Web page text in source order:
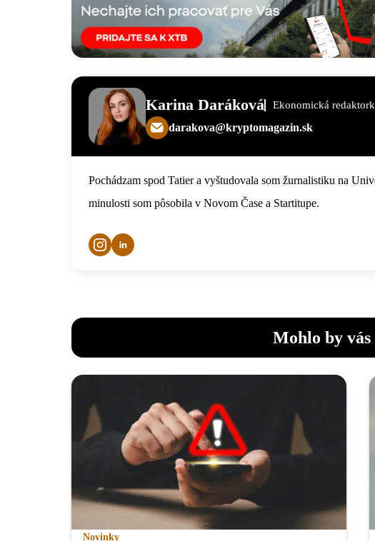
Karina Daráková Ekonomická
darakova@kryptomagazin.sk
Pochádzam spod Tatier a vyštudovala som žurnalistiku na
minulosti som pôsobila v Novom Čase a Startitupe.
Mohlo by
Novinky